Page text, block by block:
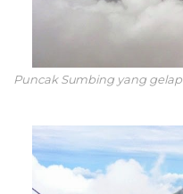
Puncak Sumbing yang gelap